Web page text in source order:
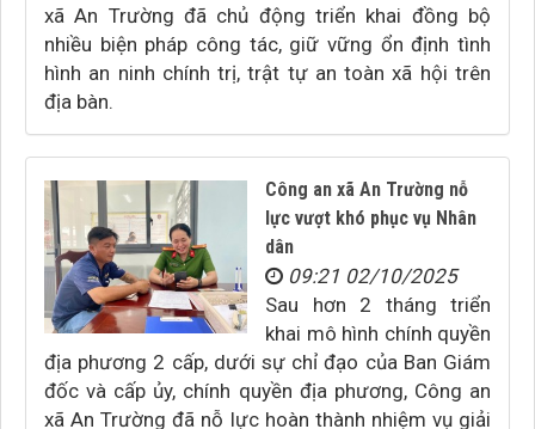
xã An Trường đã chủ động triển khai đồng bộ
nhiều biện pháp công tác, giữ vững ổn định tình
hình an ninh chính trị, trật tự an toàn xã hội trên
địa bàn.
Công an xã An Trường nỗ
lực vượt khó phục vụ Nhân
dân
09:21 02/10/2025
Sau hơn 2 tháng triển
khai mô hình chính quyền
địa phương 2 cấp, dưới sự chỉ đạo của Ban Giám
đốc và cấp ủy, chính quyền địa phương, Công an
xã An Trường đã nỗ lực hoàn thành nhiệm vụ giải